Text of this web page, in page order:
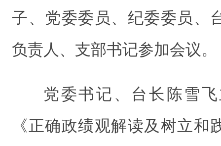
子、党委委员、纪委委员、
负责人、支部书记参加会议。
党委书记、台长陈雪
《正确政绩观解读及树立和